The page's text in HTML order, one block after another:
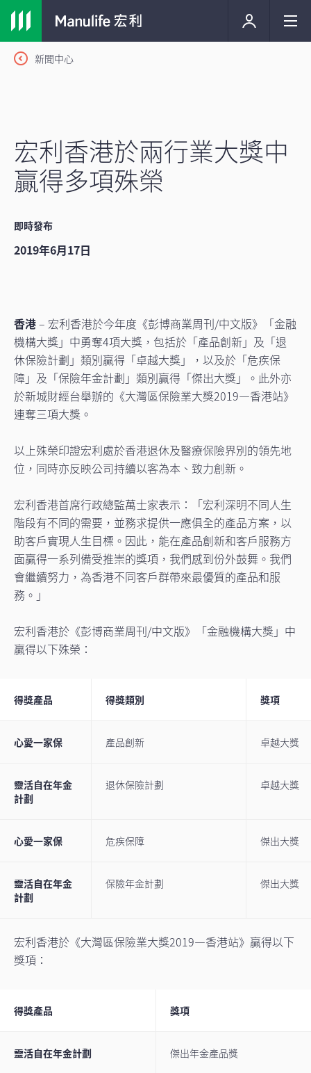
新聞中心
宏利香港於兩行業大獎中
贏得多項殊榮
即時發布
2019年6月17日
香港– 宏利香港於今年度《彭博商業周刊/中文版》「金融
機構大獎」中勇奪4項大獎，包括於「產品創新」及「退
休保險計劃」類別贏得「卓越大獎」，以及於「危疾保
障」及「保險年金計劃」類別贏得「傑出大獎」。此外亦
於新城財經台舉辦的《大灣區保險業大獎2019—香港站》
連奪三項大獎。
以上殊榮印證宏利處於香港退休及醫療保險界別的領先地
位，同時亦反映公司持續以客為本、致力創新。
宏利香港首席行政總監萬士家表示：「宏利深明不同人生
階段有不同的需要，並務求提供一應俱全的產品方案，以
助客戶實現人生目標。因此，能在產品創新和客戶服務方
面贏得一系列備受推崇的獎項，我們感到份外鼓舞。我們
會繼續努力，為香港不同客戶群帶來最優質的產品和服
務。」
宏利香港於《彭博商業周刊/中文版》「金融機構大獎」中
贏得以下殊榮：
得獎產品 得獎類別 獎項
心愛一家保 產品創新 卓越大獎
靈活自在年金
計劃
退休保險計劃 卓越大獎
心愛一家保 危疾保障 傑出大獎
靈活自在年金
計劃
保險年金計劃 傑出大獎
宏利香港於《大灣區保險業大獎2019—香港站》贏得以下
獎項：
得獎產品 獎項
靈活自在年金計劃 傑出年金產品獎